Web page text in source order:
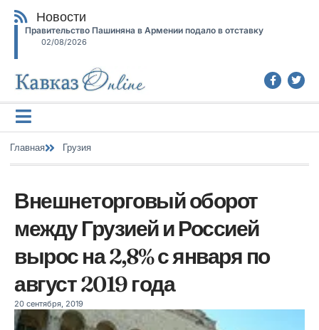
Новости
Правительство Пашиняна в Армении подало в отставку
02/08/2026
Главная Грузия
Внешнеторговый оборот
между Грузией и Россией
вырос на 2,8% с января по
август 2019 года
20 сентября, 2019